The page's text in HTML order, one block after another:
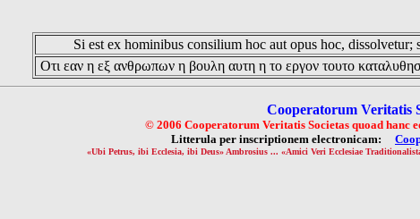
Si est ex hominibus consilium hoc aut opus hoc,
Οτι εαν η εξ ανθρωπων η βουλη αυτη η το εργον τουτο
Cooperatorum Veritatis
© 2006 Cooperatorum Veritatis Societas quoad hanc
Litterula per inscriptionem electronicam:
«Ubi Petrus, ibi Ecclesia, ibi Deus» Ambrosius ... «Amici Veri Ecclesiae